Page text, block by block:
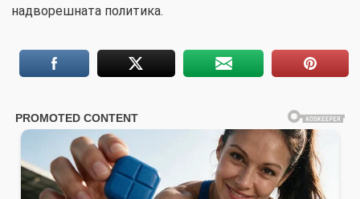
надворешната политика.